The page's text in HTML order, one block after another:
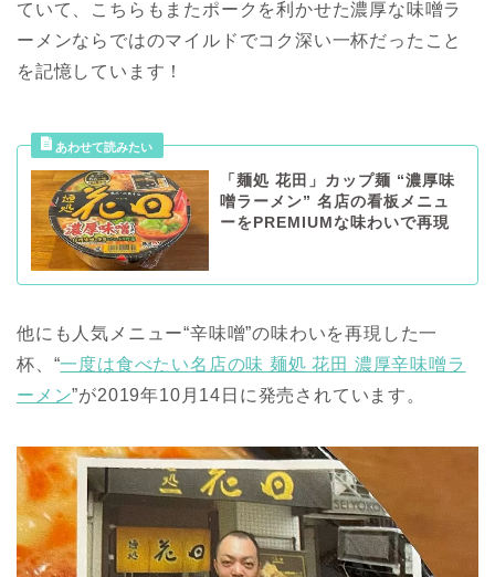
ていて、こちらもまたポークを利かせた濃厚な味噌ラ
ーメンならではのマイルドでコク深い一杯だったこと
を記憶しています！
「麺処 花田」カップ麺 “濃厚味
噌ラーメン” 名店の看板メニュ
ーをPREMIUMな味わいで再現
他にも人気メニュー“辛味噌”の味わいを再現した一
杯、“一度は食べたい名店の味 麺処 花田 濃厚辛味噌ラ
ーメン”が2019年10月14日に発売されています。